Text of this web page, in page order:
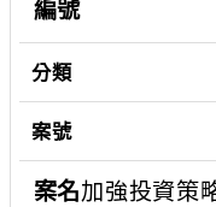
編
號
分
案
購
名
加強投資策